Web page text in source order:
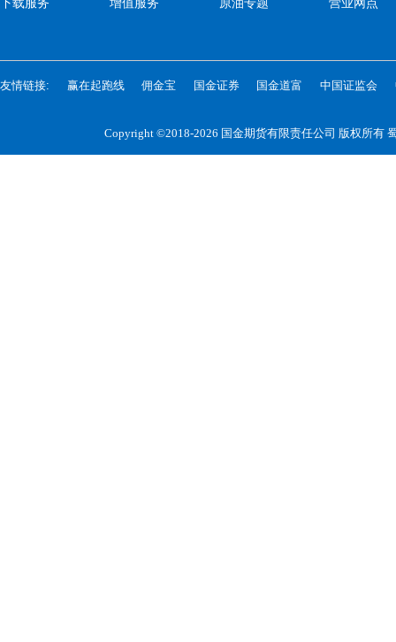
友情链接: 赢在起跑线 佣金宝 国金证券 国金道富 中国证监会
Copyright ©2018-2026 国金期货有限责任公司 版权所有